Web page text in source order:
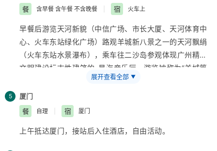
溪中乐鱼、溪边烧烤、巨型南瓜园、五彩茄子、太空辣椒
园、盆景园、观光果园。前往【梅溪牌坊
观中国第一任夏威夷领事馆、中国华侨第一位百万富翁陈
芳故居、中国第一座钢筋混凝土水泥楼、中国第一个用电
村，中西合璧的精雕建筑，并可观赏到著名的川剧大师陈
飞先生的绝技——变脸及吐火表演。午餐后稍作休息。海
乘豪华游轮
景山公园】
（缆车索道套票60元/人）（停留约60分
山），这里石景独特、幽洞奇异，因山上有近三十处形态
餐
含早餐 含午餐 不含晚餐 宿 火车上
早餐后游览天河新貌（中信广场、市长大厦、天河体育中
心、火车东站绿化广场）路观羊城新八景之一的天河飘绢
（火车东站水景瀑布），乘车往二沙岛参观体现广州精神
文明建设标志性建筑的-星海音乐厅。游览被称为“羊城第
一秀”、国家AAAA级风景名胜游览区
1H）（可乘坐缆车或观光车上下山），午餐后前往参观
集观光、休闲、娱乐、住宿、餐饮、体验岭南乡土风情和
岭南民俗文化的旅游
往参观世界著名四大军校之一的
【黄埔军校】
展开查看全部 ▼
5
厦门
餐
自理 宿 厦门
上午抵达厦门，接站后入住酒店，自由活动。